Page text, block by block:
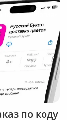
«Технология»
по коду